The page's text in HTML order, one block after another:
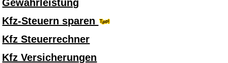
Gewährleistung
Kfz-Steuern sparen
Kfz Steuerrechner
Kfz Versicherungen